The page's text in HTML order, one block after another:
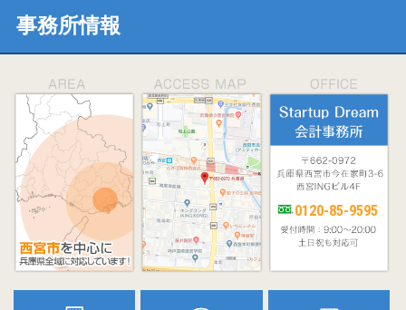
事務所情報
0120-85-9595